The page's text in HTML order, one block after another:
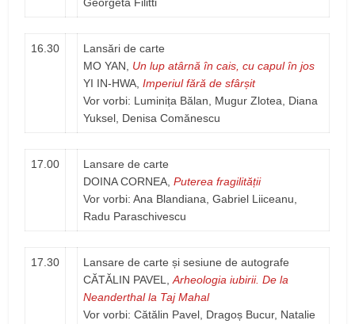
16.30
Lansări de carte
MO YAN, Un lup atârnă în cais, cu capul în jos
YI IN-HWA,Imperiul fără de sfârșit
Vor vorbi: Luminița Bălan, Mugur Zlotea, Diana
Yuksel, Denisa Comănescu
17.00
Lansare de carte
DOINA CORNEA,Puterea fragilității
Vor vorbi: Ana Blandiana, Gabriel Liiceanu,
Radu Paraschivescu
17.30
Lansare de carte și sesiune de autografe
CĂTĂLIN PAVEL,Arheologia iubirii. De la
Neanderthal la Taj Mahal
Vor vorbi: Cătălin Pavel, Dragoș Bucur, Natalie